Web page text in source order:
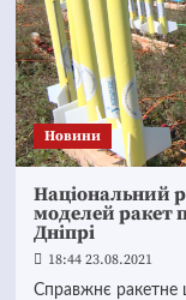
Новини
Національний
моделей ракет
Дніпрі
18:44 23.08.2021
Справжнє ракетне